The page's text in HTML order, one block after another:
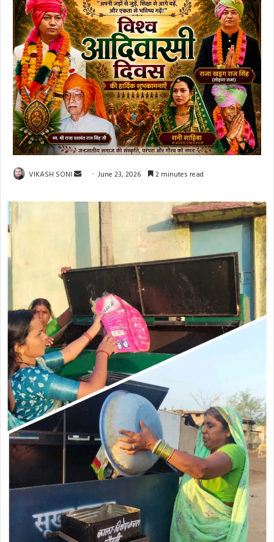
VIKASH SONI
Send
email
June 23, 2026 2 minutes read